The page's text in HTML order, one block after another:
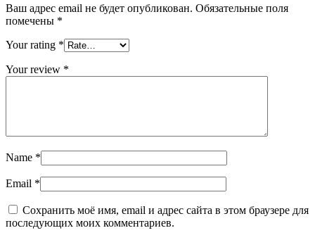
Ваш адрес email не будет опубликован. Обязательные поля
помечены *
Your rating *
Your review *
Name *
Email *
Сохранить моё имя, email и адрес сайта в этом браузере для
последующих моих комментариев.